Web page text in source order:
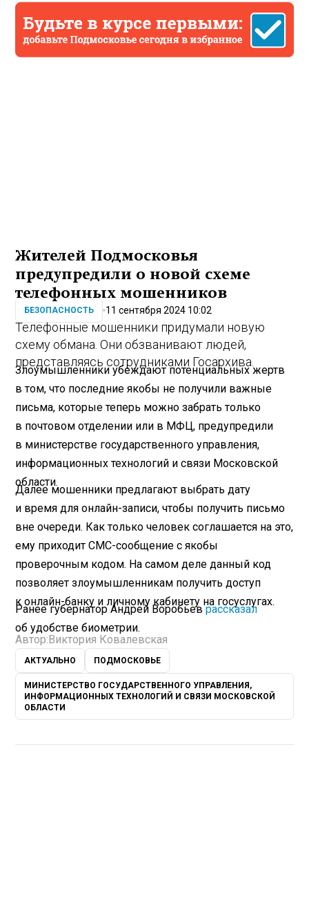
Жителей Подмосковья
предупредили о новой схеме
телефонных мошенников
БЕЗОПАСНОСТЬ 11 сентября 2024 10:02
Телефонные мошенники придумали новую
схему обмана. Они обзванивают людей,
представляясь сотрудниками Госархива.
Злоумышленники убеждают потенциальных жертв
в том, что последние якобы не получили важные
письма, которые теперь можно забрать только
в почтовом отделении или в МФЦ, предупредили
в министерстве государственного управления,
информационных технологий и связи Московской
области.
Далее мошенники предлагают выбрать дату
и время для онлайн-записи, чтобы получить письмо
вне очереди. Как только человек соглашается на это,
ему приходит СМС-сообщение с якобы
проверочным кодом. На самом деле данный код
позволяет злоумышленникам получить доступ
к онлайн-банку и личному кабинету на госуслугах.
Ранее губернатор Андрей Воробьеврассказал
об удобстве биометрии.
Автор:Виктория Ковалевская
АКТУАЛЬНО ПОДМОСКОВЬЕ
МИНИСТЕРСТВО ГОСУДАРСТВЕННОГО УПРАВЛЕНИЯ,
ИНФОРМАЦИОННЫХ ТЕХНОЛОГИЙ И СВЯЗИ МОСКОВСКОЙ
ОБЛАСТИ